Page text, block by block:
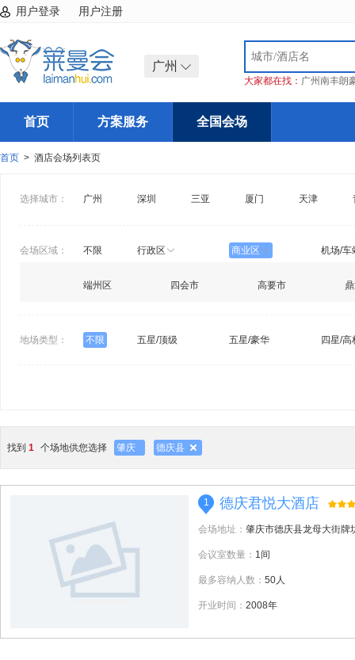
用户登录 用户注册
广州
大家都在找： 广州南丰朗
首页 方案服务 全国会场
首页 > 酒店会场列表页
选择城市： 广州 深圳 三亚 厦门 天津
会场区域： 不限 行政区 商业区 机场/车
端州区 四会市 高要市
地场类型： 不限 五星/顶级 五星/豪华 四星/高
找到 1 个场地供您选择 肇庆 德庆县
1 德庆君悦大酒店
会场地址： 肇庆市德庆县龙母大街牌
会议室数量： 1间
最多容纳人数： 50人
开业时间： 2008年